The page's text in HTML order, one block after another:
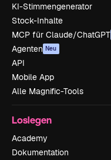
KI-Stimmengenerator
Stock-Inhalte
MCP für Claude/ChatGPT
Agenten Neu
API
Mobile App
Alle Magnific-Tools
Loslegen
Academy
Dokumentation